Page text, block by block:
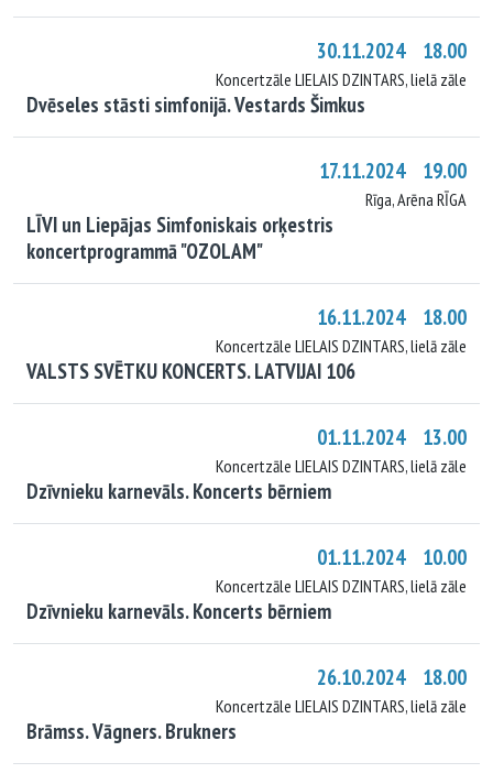
30.11.2024 18.00
Koncertzāle LIELAIS DZINTARS, lielā zāle
Dvēseles stāsti simfonijā. Vestards Šimkus
17.11.2024 19.00
Rīga, Arēna RĪGA
LĪVI un Liepājas Simfoniskais orķestris
koncertprogrammā "OZOLAM"
16.11.2024 18.00
Koncertzāle LIELAIS DZINTARS, lielā zāle
VALSTS SVĒTKU KONCERTS. LATVIJAI 106
01.11.2024 13.00
Koncertzāle LIELAIS DZINTARS, lielā zāle
Dzīvnieku karnevāls. Koncerts bērniem
01.11.2024 10.00
Koncertzāle LIELAIS DZINTARS, lielā zāle
Dzīvnieku karnevāls. Koncerts bērniem
26.10.2024 18.00
Koncertzāle LIELAIS DZINTARS, lielā zāle
Brāmss. Vāgners. Brukners